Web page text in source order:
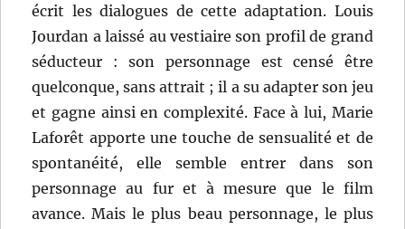
écrit les dialogues de cette adaptation. Louis
Jourdan a laissé au vestiaire son profil de grand
séducteur : son personnage est censé être
quelconque, sans attrait ; il a su adapter son jeu
et gagne ainsi en complexité. Face à lui, Marie
Laforêt apporte une touche de sensualité et de
spontanéité, elle semble entrer dans son
personnage au fur et à mesure que le film
avance. Mais le plus beau personnage, le plus